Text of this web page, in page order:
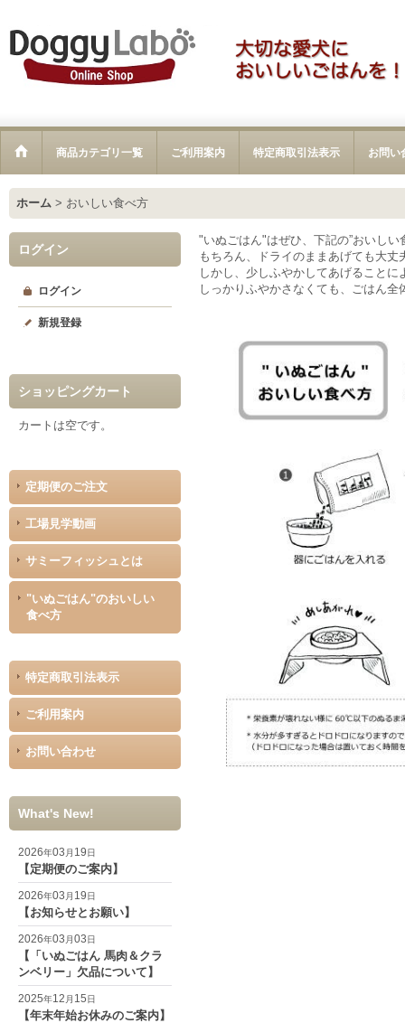
商品カテゴリ一覧 ご利用案内 特定商取引法表示 お問い
ホーム > おいしい食べ方
ログイン
ログイン
新規登録
ショッピングカート
カートは空です。
定期便のご注文
工場見学動画
サミーフィッシュとは
"いぬごはん"のおいしい
食べ方
特定商取引法表示
ご利用案内
お問い合わせ
What's New!
2026年03 月 19日
【定期便のご案内】
2026年03 月 19日
【お知らせとお願い】
2026年03 月03日
【「いぬごはん 馬肉＆クラ
ンベリー」欠品について】
2025年12 月 15日
【年末年始お休みのご案内】
"いぬごはん"はぜひ、下記の”おいし
もちろん、ドライのままあげても大丈
しかし、少しふやかしてあげること
しっかりふやかさなくても、ごはん